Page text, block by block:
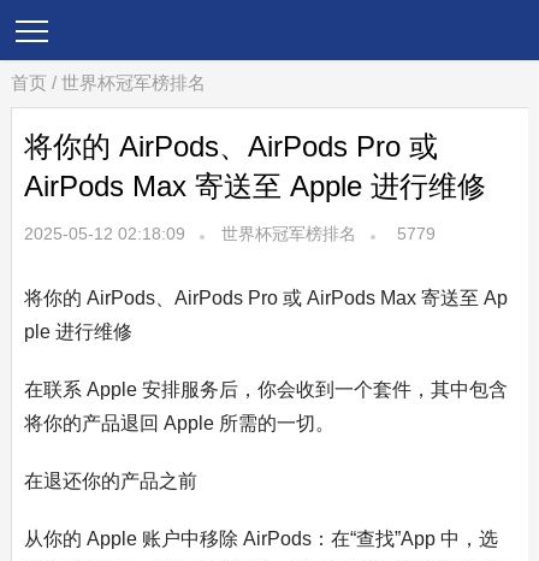
首页 / 世界杯冠军榜排名
将你的 AirPods、AirPods Pro 或
AirPods Max 寄送至 Apple 进行维修
2025-05-12 02:18:09 世界杯冠军榜排名 5779
将你的 AirPods、AirPods Pro 或 AirPods Max 寄送至 Ap
ple 进行维修
在联系 Apple 安排服务后，你会收到一个套件，其中包含
将你的产品退回 Apple 所需的一切。
在退还你的产品之前
从你的 Apple 账户中移除 AirPods：在“查找”App 中，选